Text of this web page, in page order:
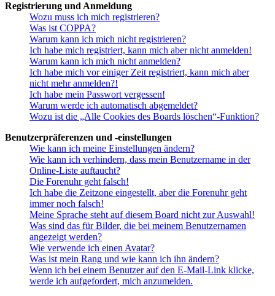
Registrierung und Anmeldung
Wozu muss ich mich registrieren?
Was ist COPPA?
Warum kann ich mich nicht registrieren?
Ich habe mich registriert, kann mich aber nicht anmelden!
Warum kann ich mich nicht anmelden?
Ich habe mich vor einiger Zeit registriert, kann mich aber
nicht mehr anmelden?!
Ich habe mein Passwort vergessen!
Warum werde ich automatisch abgemeldet?
Wozu ist die „Alle Cookies des Boards löschen“-Funktion?
Benutzerpräferenzen und -einstellungen
Wie kann ich meine Einstellungen ändern?
Wie kann ich verhindern, dass mein Benutzername in der
Online-Liste auftaucht?
Die Forenuhr geht falsch!
Ich habe die Zeitzone eingestellt, aber die Forenuhr geht
immer noch falsch!
Meine Sprache steht auf diesem Board nicht zur Auswahl!
Was sind das für Bilder, die bei meinem Benutzernamen
angezeigt werden?
Wie verwende ich einen Avatar?
Was ist mein Rang und wie kann ich ihn ändern?
Wenn ich bei einem Benutzer auf den E-Mail-Link klicke,
werde ich aufgefordert, mich anzumelden.